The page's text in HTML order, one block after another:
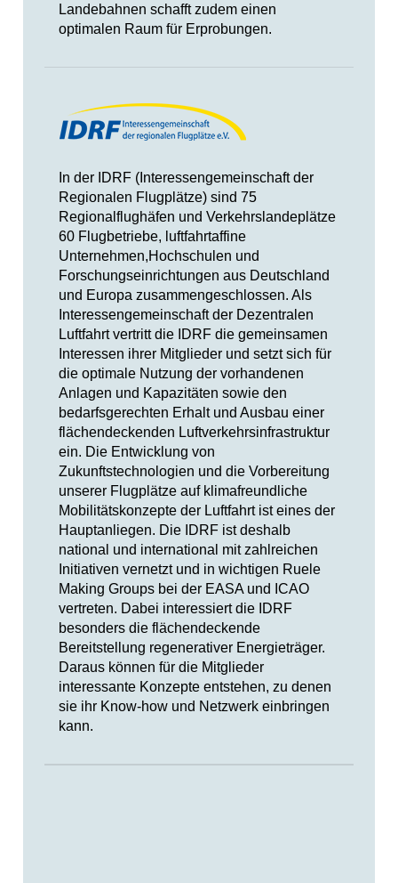
Landebahnen schafft zudem einen
optimalen Raum für Erprobungen.
In der IDRF (Interessengemeinschaft der
Regionalen Flugplätze) sind 75
Regionalflughäfen und Verkehrslandeplätze
60 Flugbetriebe, luftfahrtaffine
Unternehmen,Hochschulen und
Forschungseinrichtungen aus Deutschland
und Europa zusammengeschlossen. Als
Interessengemeinschaft der Dezentralen
Luftfahrt vertritt die IDRF die gemeinsamen
Interessen ihrer Mitglieder und setzt sich für
die optimale Nutzung der vorhandenen
Anlagen und Kapazitäten sowie den
bedarfsgerechten Erhalt und Ausbau einer
flächendeckenden Luftverkehrsinfrastruktur
ein. Die Entwicklung von
Zukunftstechnologien und die Vorbereitung
unserer Flugplätze auf klimafreundliche
Mobilitätskonzepte der Luftfahrt ist eines der
Hauptanliegen. Die IDRF ist deshalb
national und international mit zahlreichen
Initiativen vernetzt und in wichtigen Ruele
Making Groups bei der EASA und ICAO
vertreten. Dabei interessiert die IDRF
besonders die flächendeckende
Bereitstellung regenerativer Energieträger.
Daraus können für die Mitglieder
interessante Konzepte entstehen, zu denen
sie ihr Know-how und Netzwerk einbringen
kann.